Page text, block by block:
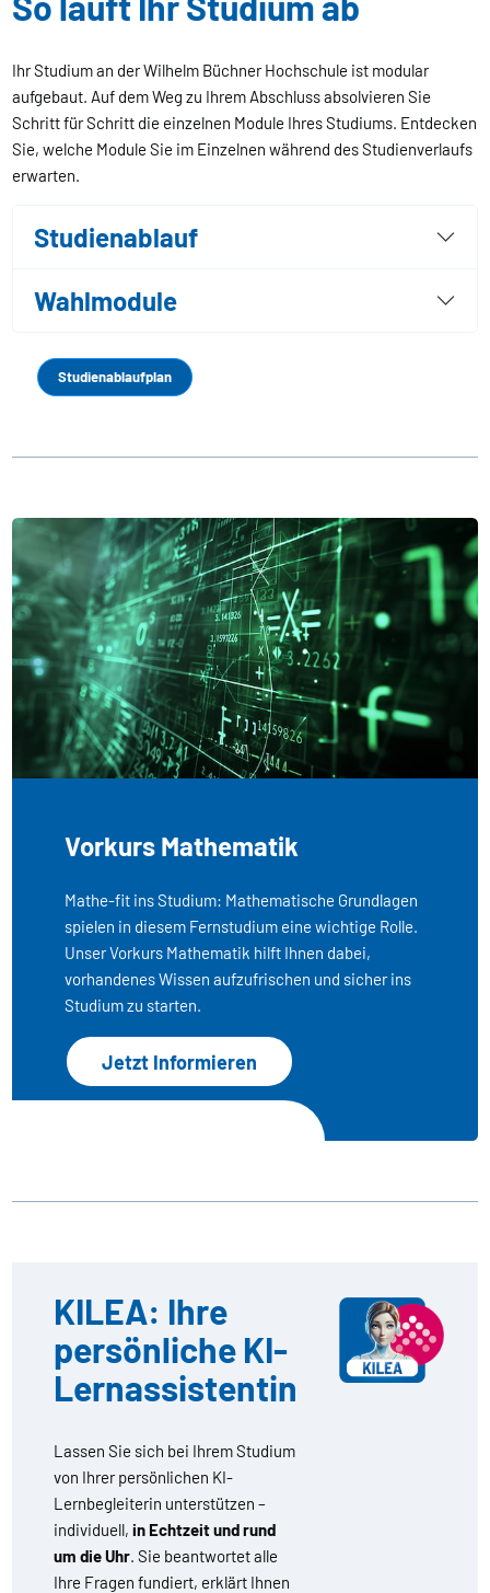
Ihr Studium an der Wilhelm Büchner Hochschule ist modular
aufgebaut. Auf dem Weg zu Ihrem Abschluss absolvieren Sie
Schritt für Schritt die einzelnen Module Ihres Studiums. Entdecken
Sie, welche Module Sie im Einzelnen während des Studienverlaufs
erwarten.
Studienablauf
Wahlmodule
Studienablaufplan
Vorkurs Mathematik
Mathe-fit ins Studium: Mathematische Grundlagen
spielen in diesem Fernstudium eine wichtige Rolle.
Unser Vorkurs Mathematik hilft Ihnen dabei,
vorhandenes Wissen aufzufrischen und sicher ins
Studium zu starten.
Jetzt Informieren
KILEA: Ihre
persönliche KI-
Lernassistentin
Lassen Sie sich bei Ihrem Studium
von Ihrer persönlichen KI-
Lernbegleiterin unterstützen –
individuell, in Echtzeit und rund
um die Uhr. Sie beantwortet alle
Ihre Fragen fundiert, erklärt Ihnen